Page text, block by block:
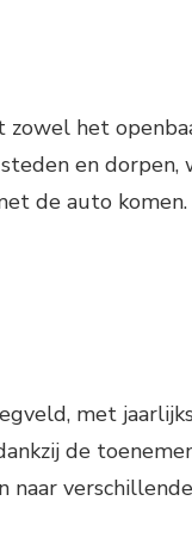
het
en dorpen,
de auto
met
de